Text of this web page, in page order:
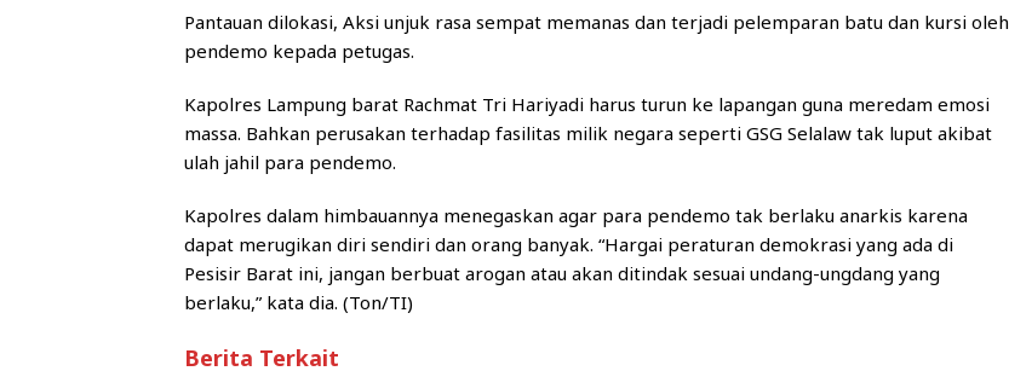
Pantauan dilokasi, Aksi unjuk rasa sempat memanas dan terjadi pelemparan batu dan kursi oleh
pendemo kepada petugas.
Kapolres Lampung barat Rachmat Tri Hariyadi harus turun ke lapangan guna meredam emosi
massa. Bahkan perusakan terhadap fasilitas milik negara seperti GSG Selalaw tak luput akibat
ulah jahil para pendemo.
Kapolres dalam himbauannya menegaskan agar para pendemo tak berlaku anarkis karena
dapat merugikan diri sendiri dan orang banyak. “Hargai peraturan demokrasi yang ada di
Pesisir Barat ini, jangan berbuat arogan atau akan ditindak sesuai undang-ungdang yang
berlaku,” kata dia. (Ton/TI)
Berita Terkait